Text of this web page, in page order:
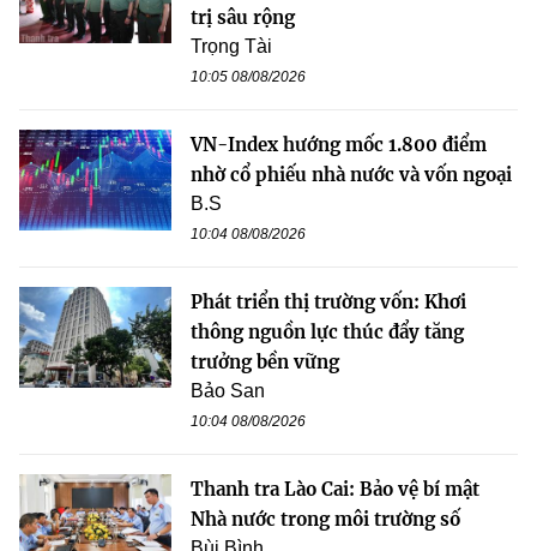
trị sâu rộng
Trọng Tài
10:05 08/08/2026
VN-Index hướng mốc 1.800 điểm
nhờ cổ phiếu nhà nước và vốn ngoại
B.S
10:04 08/08/2026
Phát triển thị trường vốn: Khơi
thông nguồn lực thúc đẩy tăng
trưởng bền vững
Bảo San
10:04 08/08/2026
Thanh tra Lào Cai: Bảo vệ bí mật
Nhà nước trong môi trường số